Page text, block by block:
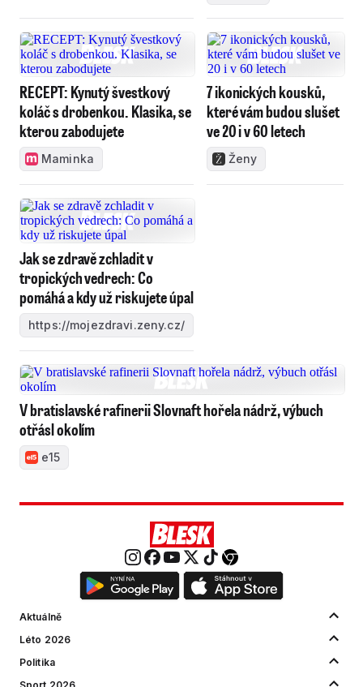
RECEPT: Kynutý švestkový
koláč s drobenkou. Klasika, se
kterou zabodujete
Maminka
7 ikonických kousků,
které vám budou slušet
ve 20 i v 60 letech
Ženy
Jak se zdravě zchladit v
tropických vedrech: Co
pomáhá a kdy už riskujete úpal
https://mojezdravi.zeny.cz/
V bratislavské rafinerii Slovnaft hořela nádrž, výbuch
otřásl okolím
e15
Aktuálně
Léto 2026
Politika